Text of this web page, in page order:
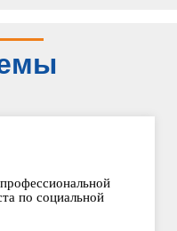
по социальной